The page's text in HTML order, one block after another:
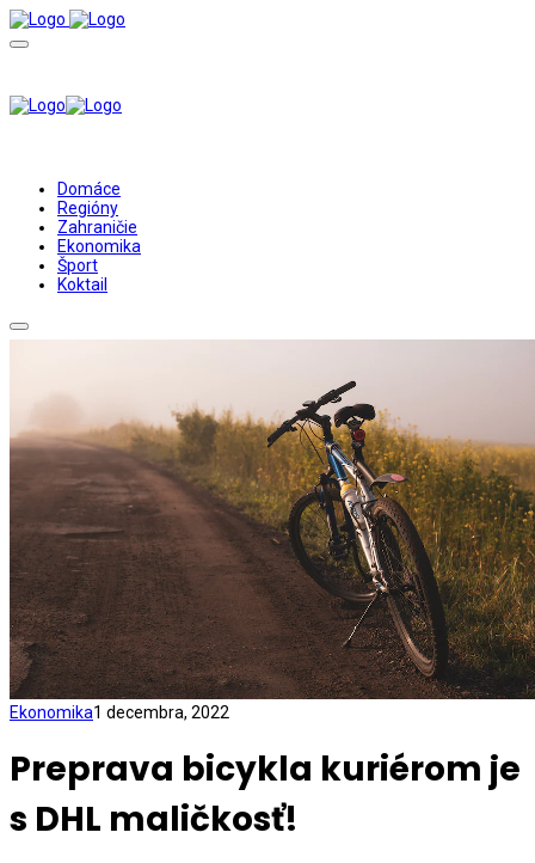
Domáce
Regióny
Zahraničie
Ekonomika
Šport
Koktail
Ekonomika1 decembra, 2022
Preprava bicykla kuriérom je
s DHL maličkosť!